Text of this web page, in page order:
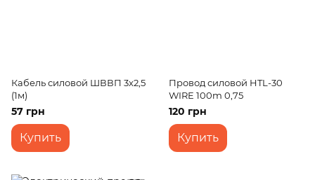
Кабель силовой ШВВП 3х2,5
(1м)
57 грн
Купить
Провод силовой HTL-30
WIRE 100m 0,75
120 грн
Купить